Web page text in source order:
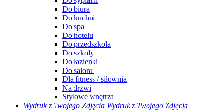
Do biura
Do kuchni
Do spa
Do hotelu
Do przedszkola
Do szkoły
Do łazienki
Do salonu
Dla fitness / siłownia
Na drzwi
Stylowe wnętrza
Wydruk z Twojego Zdjęcia Wydruk z Twojego Zdjęcia